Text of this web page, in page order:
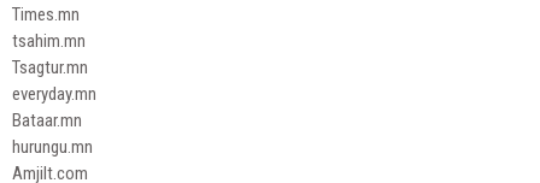
Times.mn
tsahim.mn
Tsagtur.mn
everyday.mn
Bataar.mn
hurungu.mn
Amjilt.com